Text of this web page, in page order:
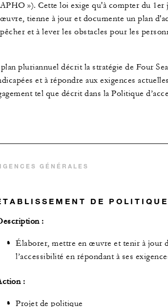
»). Cette loi exige qu'à compter du 1er
tienne à jour et documente un plan
et à lever les obstacles pour les
pluriannuel décrit la stratégie de Four
et à répondre aux exigences
tel que décrit dans la Politique
GÉNÉRALES
DE
:
Élaborer, mettre en œuvre et tenir à jour
l’accessibilité en répondant à ses
:
Projet de politique